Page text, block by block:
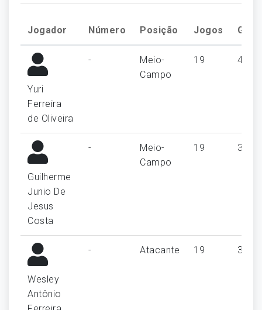
Jogador Número Posição Jogos Gols
Yuri
Ferreira
de Oliveira
-
Meio-
Campo
19 4
Guilherme
Junio De
Jesus
Costa
-
Meio-
Campo
19 3
Wesley
Antônio
- Atacante 19 3